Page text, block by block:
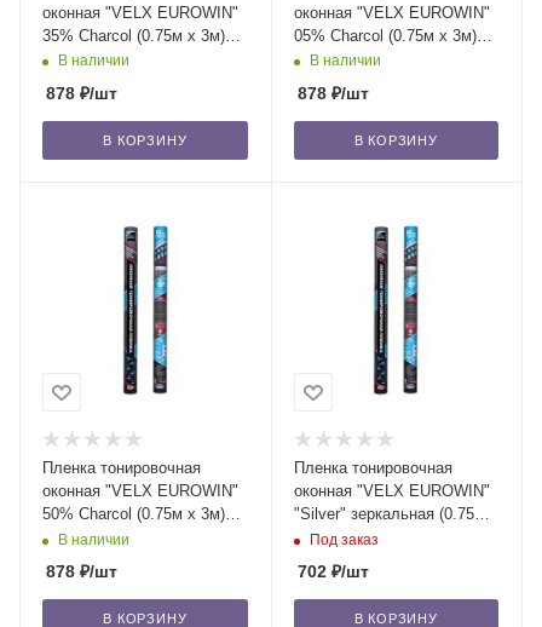
оконная "VELX EUROWIN"
35% Сharcol (0.75м х 3м)
/20В наличии
878 ₽/шт
В КОРЗИНУ
оконная "VELX EUROWIN"
05% Сharcol (0.75м х 3м)
/20В наличии
878₽/шт
В КОРЗИНУ
Пленка тонировочная
оконная "VELX EUROWIN"
50% Сharcol (0.75м х 3м)
/20В наличии
878 ₽/шт
В КОРЗИНУ
Пленка тонировочная
оконная "VELX EUROWIN"
"Silver" зеркальная (0.75м х
3м) /20
Под заказ
702₽/шт
В КОРЗИНУ